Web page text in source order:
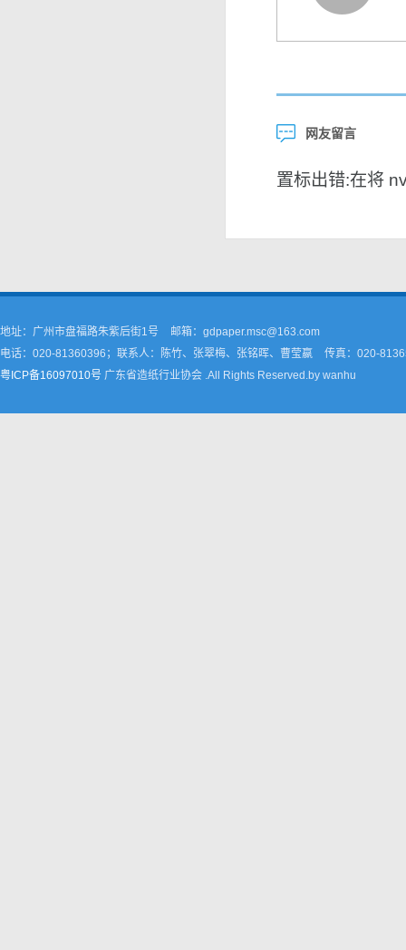
网友留言
置标出错:在将
地址：广州市盘福路朱紫后街1号
邮箱：gdpaper.msc@163.com
电话：020-81360396；联系人：陈竹、张翠梅、张铭晖、曹莹嬴
传真：020-
粤ICP备16097010号 广东省造纸行业协会 .All Rights Reserved.by wanhu